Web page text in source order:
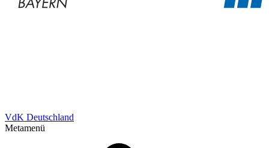
VdK Deutschland
Metamenü